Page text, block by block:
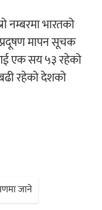
प्रतिध्वनि’
नम्बरमा भारतको
मापन सूचक
एक सय ५३ रहेको
रहेको देशको
जाने